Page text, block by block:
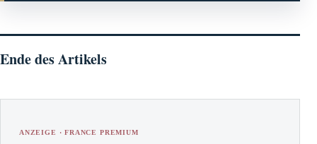
Ende des Artikels
ANZEIGE · FRANCE PREMIUM